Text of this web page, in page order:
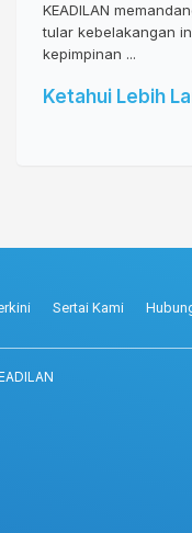
KEADILAN
tular kebelakangan
kepimpinan ...
Ketahui Lebih
Sertai Kami